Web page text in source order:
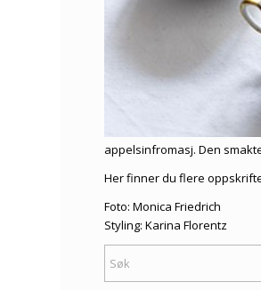
appelsinfromasj. Den
Her finner du flere
Foto: Monica Friedrich
Styling: Karina Florentz